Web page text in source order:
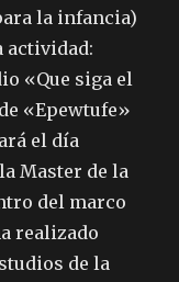
la infancia)
actividad:
«Que siga el
«Epewtufe»
el día
Master de la
del marco
realizado
de la